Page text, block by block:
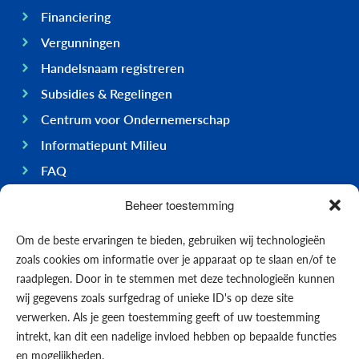
Beheer toestemming
Om de beste ervaringen te bieden, gebruiken wij technologieën
zoals cookies om informatie over je apparaat op te slaan en/of te
raadplegen. Door in te stemmen met deze technologieën kunnen
wij gegevens zoals surfgedrag of unieke ID's op deze site
verwerken. Als je geen toestemming geeft of uw toestemming
intrekt, kan dit een nadelige invloed hebben op bepaalde functies
en mogelijkheden.
Financiering
Vergunningen
Handelsnaam registreren
Subsidies & Regelingen
Centrum voor Ondernemerschap
Informatiepunt Milieu
FAQ
Ondernemen op Bonaire
Economie
Regering
Infrastructuur
Algemeen
Contact opnemen